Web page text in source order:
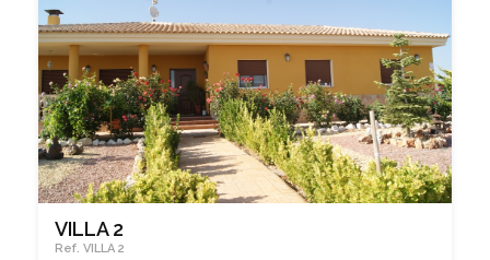
VILLA 2
Ref. VILLA 2